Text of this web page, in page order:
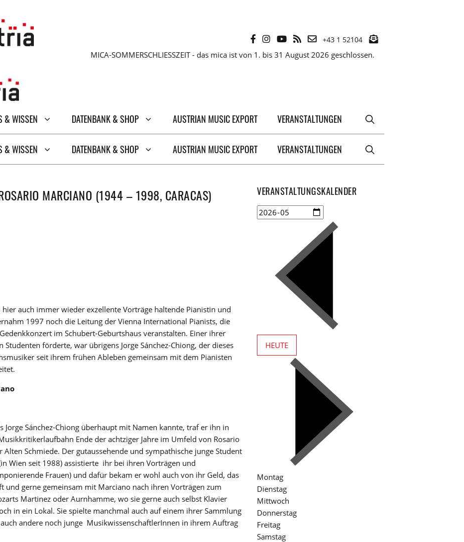
+43 1 52104
MICA-SOMMERSCHLIESSZEIT - das mica ist von 1. bis 31 August 2026 geschlossen.
& WISSEN DATENBANK & SHOP AUSTRIAN MUSIC EXPORT VERANSTALTUNGEN
& WISSEN DATENBANK & SHOP AUSTRIAN MUSIC EXPORT VERANSTALTUNGEN
MARCIANO (1944 – 1998, CARACAS)
hier auch immer wieder exzellente Vorträge haltende Pianistin und
1997 noch die Leitung der Vienna International Pianists, die
im Schubert-Geburtshaus veranstalten. Einer ihrer
Studenten förderte, war übrigens Jorge Sánchez-Chiong, der dieses
seit ihrem frühen Ableben gemeinsam mit dem Pianisten
Jorge Sánchez-Chiong überhaupt mit Namen kannte, traf er ihn in
Ende der achtziger Jahre im Umfeld von Rosario
Schmiede. Der gutaussehende und sympathische junge Student
Wien seit 1988) assistierte ihr bei ihren Vorträgen und
Frauen) und dafür bekam er wohl auch von ihr Geld, das
und gerne gemeinsam mit Marciano nach ihren Vorträgen zum
Martinez oder Aurnhamme, wo sie gerne auch selbst Klavier
in ein Lokal. Sie spielte manchmal auch auf einem ihrer Sammlung
andere noch junge MusikwissenschaftlerInnen in ihrem Auftrag
VERANSTALTUNGSKALENDER
HEUTE
Montag
Dienstag
Mittwoch
Donnerstag
Freitag
Samstag